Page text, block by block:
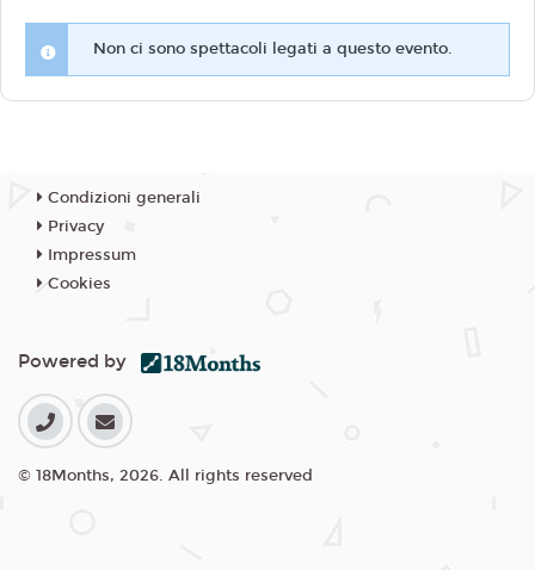
Non ci sono spettacoli legati a questo evento.
Condizioni generali
Privacy
Impressum
Cookies
Powered by
© 18Months, 2026. All rights reserved